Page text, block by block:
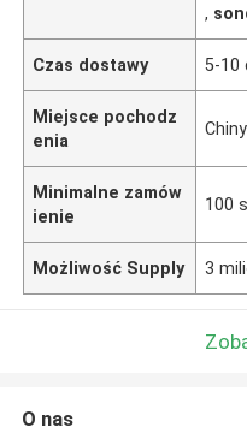
,
Czas dostawy 5-10
Miejsce pochodz
enia
Chiny
Minimalne zamów
ienie
100
Możliwość Supply 3
O nas